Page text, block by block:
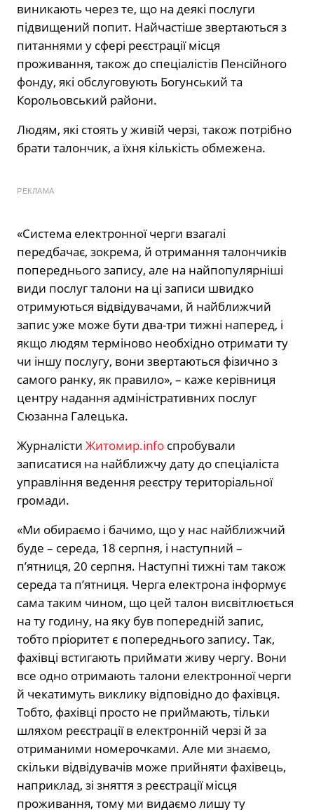
виникають через те, що на деякі послуги
підвищений попит. Найчастіше звертаються з
питаннями у сфері реєстрації місця
проживання, також до спеціалістів Пенсійного
фонду, які обслуговують Богунський та
Корольовський райони.
Людям, які стоять у живій черзі, також потрібно
брати талончик, а їхня кількість обмежена.
РЕКЛАМА
«Система електронної черги взагалі
передбачає, зокрема, й отримання талончиків
попереднього запису, але на найпопулярніші
види послуг талони на ці записи швидко
отримуються відвідувачами, й найближчий
запис уже може бути два-три тижні наперед, і
якщо людям терміново необхідно отримати ту
чи іншу послугу, вони звертаються фізично з
самого ранку, як правило», – каже керівниця
центру надання адміністративних послуг
Сюзанна Галецька.
Журналісти Житомир.info спробували
записатися на найближчу дату до спеціаліста
управління ведення реєстру територіальної
громади.
«Ми обираємо і бачимо, що у нас найближчий
буде – середа, 18 серпня, і наступний –
п’ятниця, 20 серпня. Наступні тижні там також
середа та п’ятниця. Черга електрона інформує
сама таким чином, що цей талон висвітлюється
на ту годину, на яку був попередній запис,
тобто пріоритет є попереднього запису. Так,
фахівці встигають приймати живу чергу. Вони
все одно отримають талони електронної черги
й чекатимуть виклику відповідно до фахівця.
Тобто, фахівці просто не приймають, тільки
шляхом реєстрації в електронній черзі й за
отриманими номерочками. Але ми знаємо,
скільки відвідувачів може прийняти фахівець,
наприклад, зі зняття з реєстрації місця
проживання, тому ми видаємо лишу ту